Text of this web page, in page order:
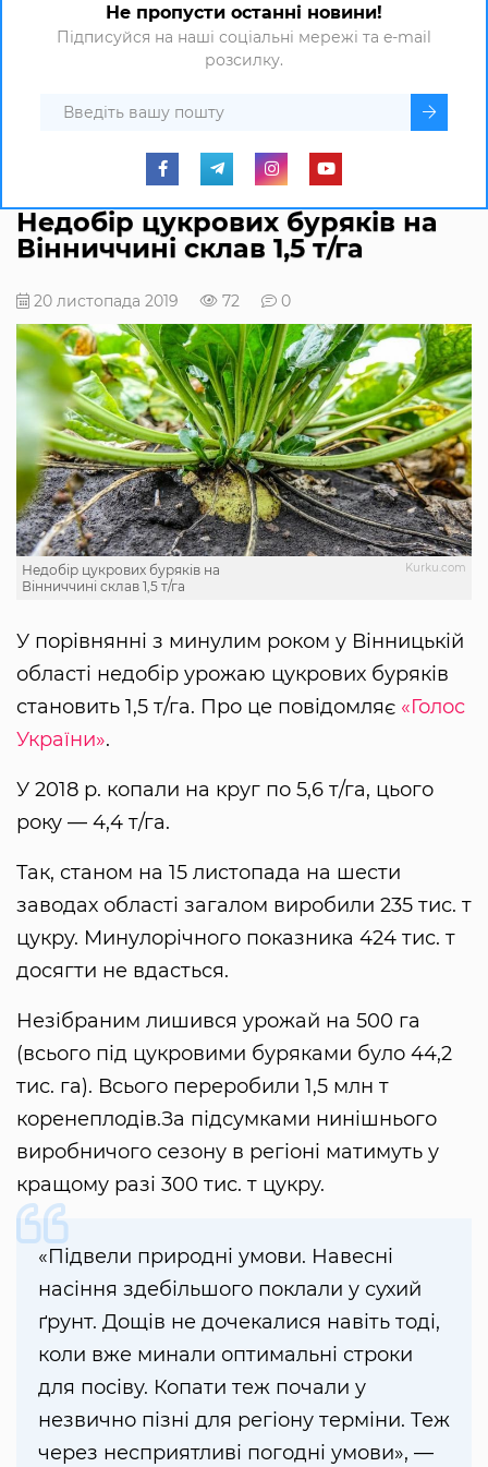
Не пропусти останні новини!
Підписуйся на наші соціальні мережі та e-mail
розсилку.
Недобір цукрових буряків на
Вінниччині склав 1,5 т/га
20 листопада 2019 72 0
Kurku.com
Недобір цукрових буряків на
Вінниччині склав 1,5 т/га
У порівнянні з минулим роком у Вінницькій
області недобір урожаю цукрових буряків
становить 1,5 т/га. Про це повідомляє «Голос
України».
У 2018 р. копали на круг по 5,6 т/га, цього
року — 4,4 т/га.
Так, станом на 15 листопада на шести
заводах області загалом виробили 235 тис. т
цукру. Минулорічного показника 424 тис. т
досягти не вдасться.
Незібраним лишився урожай на 500 га
(всього під цукровими буряками було 44,2
тис. га). Всього переробили 1,5 млн т
коренеплодів.За підсумками нинішнього
виробничого сезону в регіоні матимуть у
кращому разі 300 тис. т цукру.
«Підвели природні умови. Навесні
насіння здебільшого поклали у сухий
ґрунт. Дощів не дочекалися навіть тоді,
коли вже минали оптимальні строки
для посіву. Копати теж почали у
незвично пізні для регіону терміни. Теж
через несприятливі погодні умови», —